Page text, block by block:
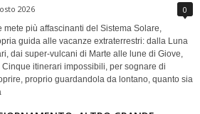
2026 0
più affascinanti del Sistema Solare,
guida alle vacanze extraterrestri: dalla Luna
dai super-vulcani di Marte alle lune di Giove,
Cinque itinerari impossibili, per sognare di
proprio guardandola da lontano, quanto sia